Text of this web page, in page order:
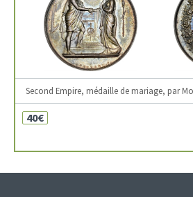
Second Empire, médaille de mariage, par
40€